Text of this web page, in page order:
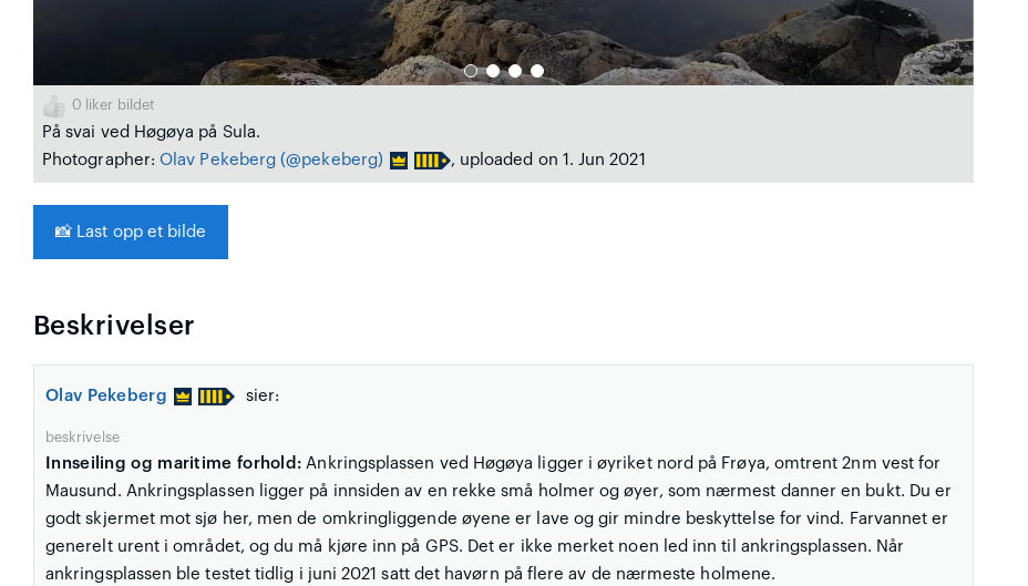
0 liker bildet
På svai ved Høgøya på Sula.
Photographer:Olav Pekeberg (@pekeberg) , uploaded on 1. Jun 2021
📸 Last opp et bilde
Beskrivelser
Olav Pekeberg sier:
beskrivelse
Innseiling og maritime forhold: Ankringsplassen ved Høgøya ligger i øyriket nord på Frøya, omtrent 2nm vest for
Mausund. Ankringsplassen ligger på innsiden av en rekke små holmer og øyer, som nærmest danner en bukt. Du er
godt skjermet mot sjø her, men de omkringliggende øyene er lave og gir mindre beskyttelse for vind. Farvannet er
generelt urent i området, og du må kjøre inn på GPS. Det er ikke merket noen led inn til ankringsplassen. Når
ankringsplassen ble testet tidlig i juni 2021 satt det havørn på flere av de nærmeste holmene.